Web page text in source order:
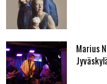
Marius